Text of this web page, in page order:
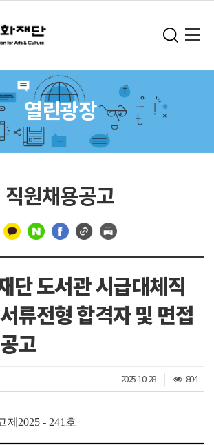
열린광장
직원채용공고
단 도서관 시급대체직
류전형 합격자 및 면접
고
2025-10-28
조
회
804
제 2025 - 241 호